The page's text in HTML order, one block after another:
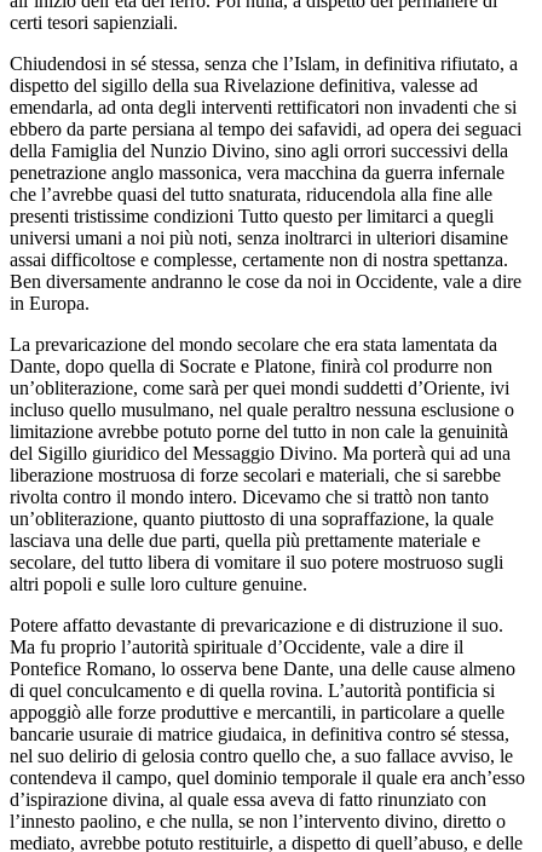
certi tesori sapienziali.
Chiudendosi in sé stessa, senza che l’Islam, in definitiva rifiutato, a
dispetto del sigillo della sua Rivelazione definitiva, valesse ad
emendarla, ad onta degli interventi rettificatori non invadenti che si
ebbero da parte persiana al tempo dei safavidi, ad opera dei seguaci
della Famiglia del Nunzio Divino, sino agli orrori successivi della
penetrazione anglo massonica, vera macchina da guerra infernale
che l’avrebbe quasi del tutto snaturata, riducendola alla fine alle
presenti tristissime condizioni Tutto questo per limitarci a quegli
universi umani a noi più noti, senza inoltrarci in ulteriori disamine
assai difficoltose e complesse, certamente non di nostra spettanza.
Ben diversamente andranno le cose da noi in Occidente, vale a dire
in Europa.
La prevaricazione del mondo secolare che era stata lamentata da
Dante, dopo quella di Socrate e Platone, finirà col produrre non
un’obliterazione, come sarà per quei mondi suddetti d’Oriente, ivi
incluso quello musulmano, nel quale peraltro nessuna esclusione o
limitazione avrebbe potuto porne del tutto in non cale la genuinità
del Sigillo giuridico del Messaggio Divino. Ma porterà qui ad una
liberazione mostruosa di forze secolari e materiali, che si sarebbe
rivolta contro il mondo intero. Dicevamo che si trattò non tanto
un’obliterazione, quanto piuttosto di una sopraffazione, la quale
lasciava una delle due parti, quella più prettamente materiale e
secolare, del tutto libera di vomitare il suo potere mostruoso sugli
altri popoli e sulle loro culture genuine.
Potere affatto devastante di prevaricazione e di distruzione il suo.
Ma fu proprio l’autorità spirituale d’Occidente, vale a dire il
Pontefice Romano, lo osserva bene Dante, una delle cause almeno
di quel conculcamento e di quella rovina. L’autorità pontificia si
appoggiò alle forze produttive e mercantili, in particolare a quelle
bancarie usuraie di matrice giudaica, in definitiva contro sé stessa,
nel suo delirio di gelosia contro quello che, a suo fallace avviso, le
contendeva il campo, quel dominio temporale il quale era anch’esso
d’ispirazione divina, al quale essa aveva di fatto rinunziato con
l’innesto paolino, e che nulla, se non l’intervento divino, diretto o
mediato, avrebbe potuto restituirle, a dispetto di quell’abuso, e delle